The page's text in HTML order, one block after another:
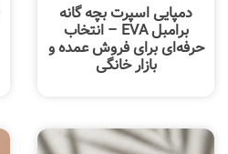
دمپایی اسپرت بچه گانه
برامبل EVA – انتخاب
حرفه‌ای برای فروش عمده و
بازار خانگی